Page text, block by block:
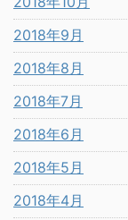
2018年9月
2018年8月
2018年7月
2018年6月
2018年5月
2018年4月